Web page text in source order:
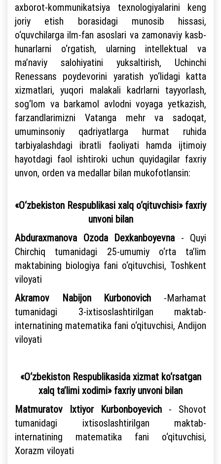
axborot-kommunikatsiya texnologiyalarini keng
joriy etish borasidagi munosib hissasi,
o‘quvchilarga ilm-fan asoslari va zamonaviy kasb-
hunarlarni o‘rgatish, ularning intellektual va
ma’naviy salohiyatini yuksaltirish, Uchinchi
Renessans poydevorini yaratish yo‘lidagi katta
xizmatlari, yuqori malakali kadrlarni tayyorlash,
sog‘lom va barkamol avlodni voyaga yetkazish,
farzandlarimizni Vatanga mehr va sadoqat,
umuminsoniy qadriyatlarga hurmat ruhida
tarbiyalashdagi ibratli faoliyati hamda ijtimoiy
hayotdagi faol ishtiroki uchun quyidagilar faxriy
unvon, orden va medallar bilan mukofotlansin:
«O‘zbekiston Respublikasi xalq o‘qituvchisi» faxriy
unvoni bilan
Abduraxmanova Ozoda Dexkanboyevna- Quyi
Chirchiq tumanidagi 25-umumiy o‘rta ta’lim
maktabining biologiya fani o‘qituvchisi, Toshkent
viloyati
Akramov Nabijon Kurbonovich -Marhamat
tumanidagi 3-ixtisoslashtirilgan maktab-
internatining matematika fani o‘qituvchisi, Andijon
viloyati
«O‘zbekiston Respublikasida xizmat ko‘rsatgan
xalq ta’limi xodimi» faxriy unvoni bilan
Matmuratov Ixtiyor Kurbonboyevich - Shovot
tumanidagi ixtisoslashtirilgan maktab-
internatining matematika fani o‘qituvchisi,
Xorazm viloyati